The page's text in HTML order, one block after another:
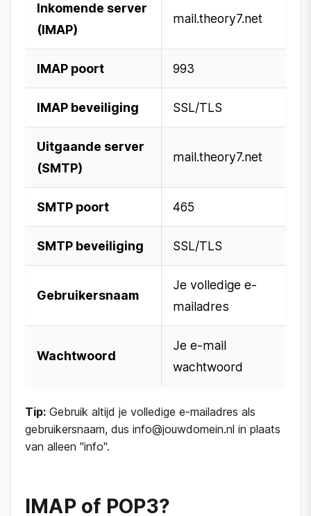
Inkomende server
(IMAP)
mail.theory7.net
IMAP poort 993
IMAP beveiliging SSL/TLS
Uitgaande server
(SMTP)
mail.theory7.net
SMTP poort 465
SMTP beveiliging SSL/TLS
Gebruikersnaam
Je volledige e-
mailadres
Wachtwoord
Je e-mail
wachtwoord
Tip: Gebruik altijd je volledige e-mailadres als
gebruikersnaam, dus info@jouwdomein.nl in plaats
van alleen "info".
IMAP of POP3?